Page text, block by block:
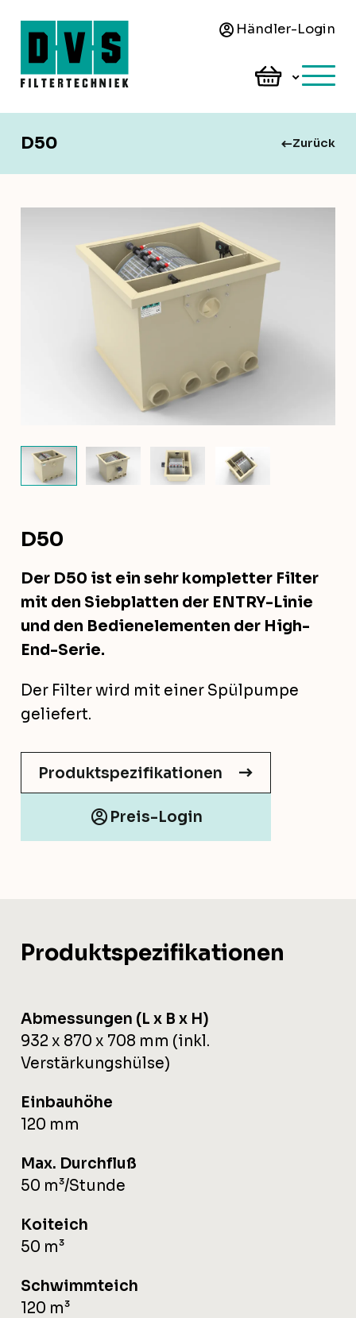
Händler-Login
D50 Zurück
D50
Der D50 ist ein sehr kompletter Filter
mit den Siebplatten der ENTRY-Linie
und den Bedienelementen der High-
End-Serie.
Der Filter wird mit einer Spülpumpe
geliefert.
Produktspezifikationen
Preis-Login
Produktspezifikationen
Abmessungen (L x B x H)
932 x 870 x 708 mm (inkl.
Verstärkungshülse)
Einbauhöhe
120 mm
Max. Durchfluß
50 m³/Stunde
Koiteich
50 m³
Schwimmteich
120 m³